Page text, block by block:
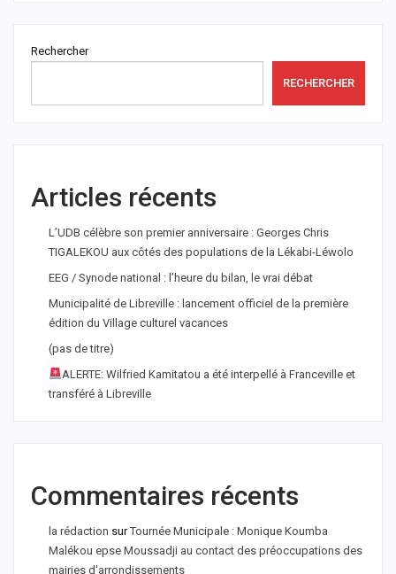
Rechercher
RECHERCHER
Articles récents
L’UDB célèbre son premier anniversaire : Georges Chris
TIGALEKOU aux côtés des populations de la Lékabi-Léwolo
EEG / Synode national : l’heure du bilan, le vrai débat
Municipalité de Libreville : lancement officiel de la première
édition du Village culturel vacances
(pas de titre)
ALERTE: Wilfried Kamitatou a été interpellé à Franceville et
transféré à Libreville
Commentaires récents
la rédaction surTournée Municipale : Monique Koumba
Malékou epse Moussadji au contact des préoccupations des
mairies d'arrondissements